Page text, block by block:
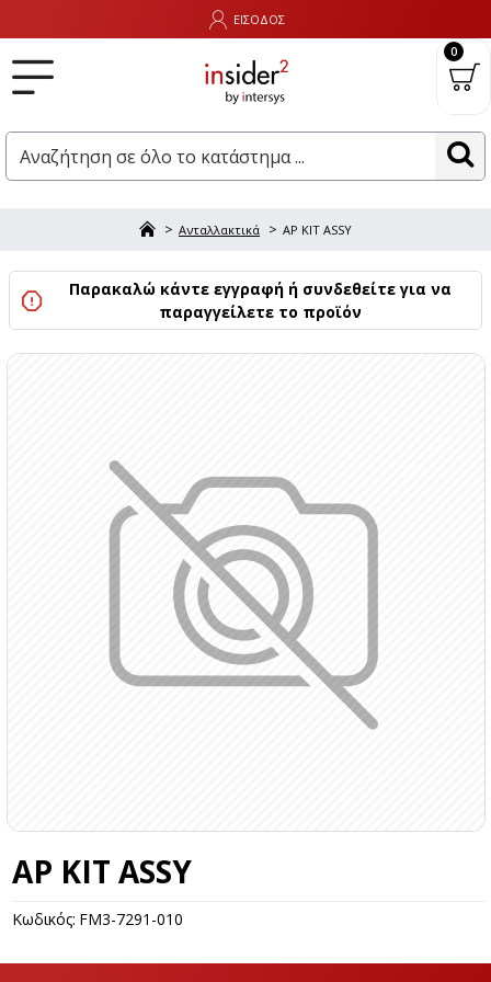
ΕΙΣΟΔΟΣ
0
Ανταλλακτικά AP KIT ASSY
Παρακαλώ κάντε εγγραφή ή συνδεθείτε για να
παραγγείλετε το προϊόν
AP KIT ASSY
Κωδικός: FM3-7291-010